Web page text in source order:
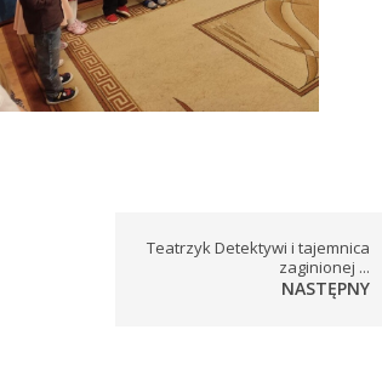
Teatrzyk Detektywi i tajemnica
zaginionej ...
NASTĘPNY